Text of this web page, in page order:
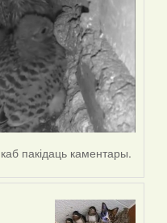
каб пакідаць каментары.